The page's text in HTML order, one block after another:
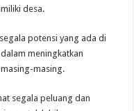
desa.
potensi yang ada di
meningkatkan
masing-masing.
segala peluang dan